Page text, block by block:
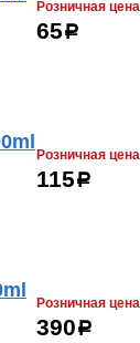
Розничная цена
65р
Розничная цена
115р
Розничная цена
390р